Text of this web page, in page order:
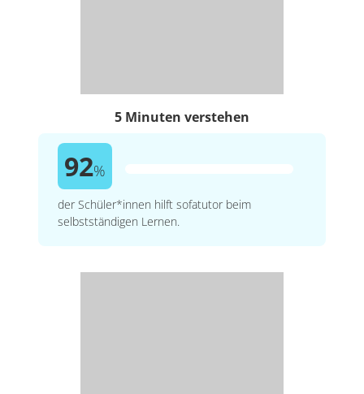
5 Minuten verstehen
92%
der Schüler*innen hilft sofatutor beim
selbstständigen Lernen.